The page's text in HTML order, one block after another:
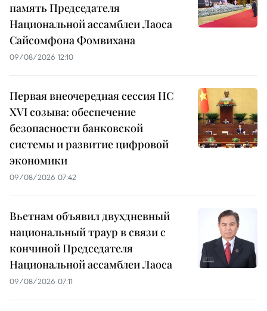
память Председателя
Национальной ассамблеи Лаоса
Сайсомфона Фомвихана
09/08/2026 12:10
Первая внеочередная сессия НС
XVI созыва: обеспечение
безопасности банковской
системы и развитие цифровой
экономики
09/08/2026 07:42
Вьетнам объявил двухдневный
национальный траур в связи с
кончиной Председателя
Национальной ассамблеи Лаоса
09/08/2026 07:11